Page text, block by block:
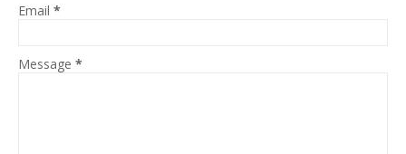
Email *
Message *